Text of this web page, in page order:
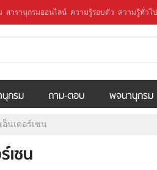
สารานุกรมออนไลน์ ความรู้รอบตัว ความรู้ทั่วไป
กรม ถาม-ตอบ พจนานุกรม
นเดอร์เซน
เซน